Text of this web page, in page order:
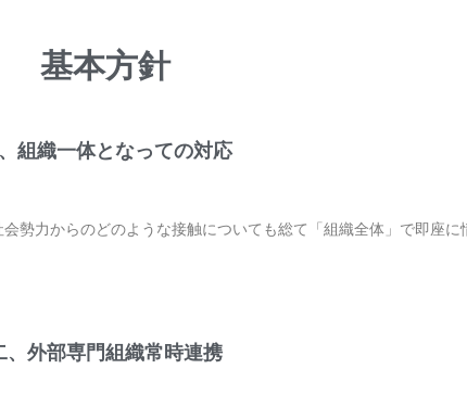
基本方針
組織一体となっての対応
勢力からのどのような接触についても総て「組織全体」で即座
、外部専門組織常時連携